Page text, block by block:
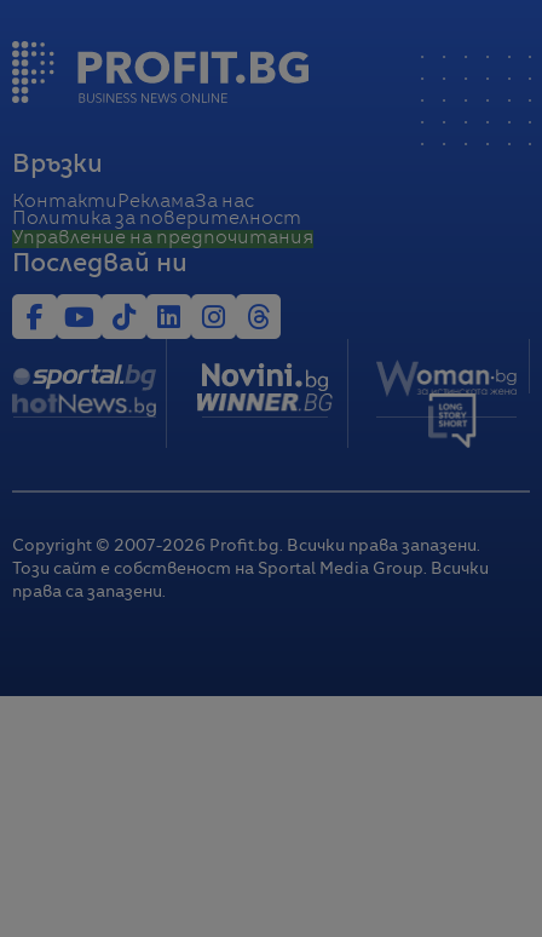
Връзки
Контакти РекламаЗа нас
Политика за поверителност
Управление на предпочитания
Последвай ни
Copyright © 2007-2026 Profit.bg. Всички права запазени.
Този сайт е собственост на Sportal Media Group. Всички
права са запазени.